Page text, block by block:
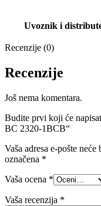
Uvoznik i
Recenzije (0)
Recenzije
Još nema komentara.
Budite prvi koji će
BC 2320-1BCB“
Vaša adresa e-pošte
označena *
Vaša ocena *
Vaša recenzija *